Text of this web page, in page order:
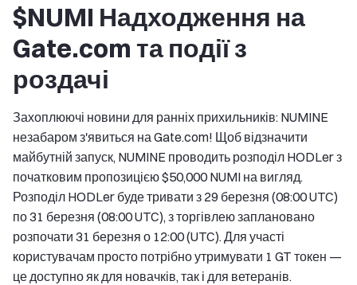
$NUMI Надходження на
Gate.com та події з
роздачі
Захоплюючі новини для ранніх прихильників: NUMINE
незабаром з'явиться на Gate.com! Щоб відзначити
майбутній запуск, NUMINE проводить розподіл HODLer з
початковим пропозицією $50,000 NUMI на вигляд.
Розподіл HODLer буде тривати з 29 березня (08:00 UTC)
по 31 березня (08:00 UTC), з торгівлею заплановано
розпочати 31 березня о 12:00 (UTC). Для участі
користувачам просто потрібно утримувати 1 GT токен —
це доступно як для новачків, так і для ветеранів.